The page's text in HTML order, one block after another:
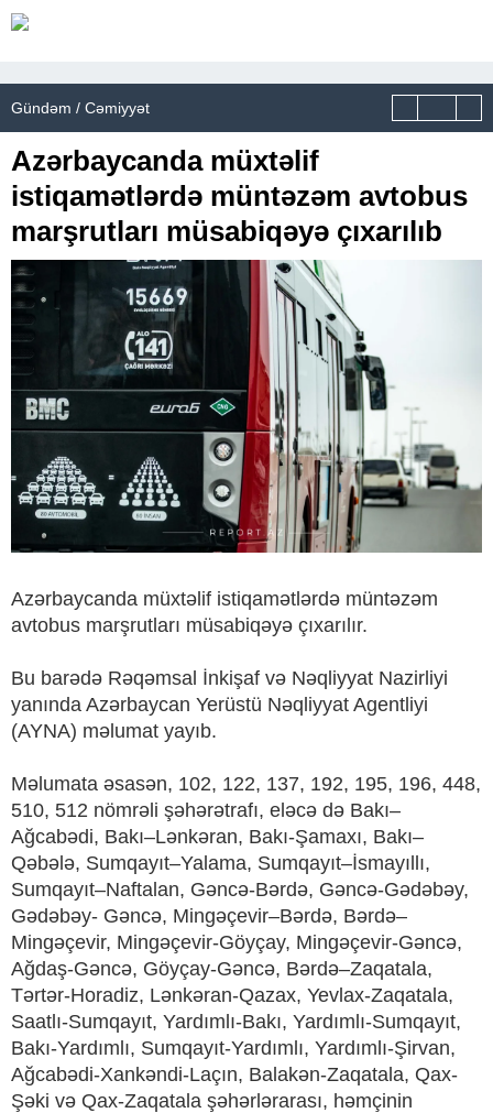
Gündəm / Cəmiyyət
Azərbaycanda müxtəlif
istiqamətlərdə müntəzəm avtobus
marşrutları müsabiqəyə çıxarılıb
Azərbaycanda müxtəlif istiqamətlərdə müntəzəm
avtobus marşrutları müsabiqəyə çıxarılır.
Bu barədə Rəqəmsal İnkişaf və Nəqliyyat Nazirliyi
yanında Azərbaycan Yerüstü Nəqliyyat Agentliyi
(AYNA) məlumat yayıb.
Məlumata əsasən, 102, 122, 137, 192, 195, 196, 448,
510, 512 nömrəli şəhərətrafı, eləcə də Bakı–
Ağcabədi, Bakı–Lənkəran, Bakı-Şamaxı, Bakı–
Qəbələ, Sumqayıt–Yalama, Sumqayıt–İsmayıllı,
Sumqayıt–Naftalan, Gəncə-Bərdə, Gəncə-Gədəbəy,
Gədəbəy- Gəncə, Mingəçevir–Bərdə, Bərdə–
Mingəçevir, Mingəçevir-Göyçay, Mingəçevir-Gəncə,
Ağdaş-Gəncə, Göyçay-Gəncə, Bərdə–Zaqatala,
Tərtər-Horadiz, Lənkəran-Qazax, Yevlax-Zaqatala,
Saatlı-Sumqayıt, Yardımlı-Bakı, Yardımlı-Sumqayıt,
Bakı-Yardımlı, Sumqayıt-Yardımlı, Yardımlı-Şirvan,
Ağcabədi-Xankəndi-Laçın, Balakən-Zaqatala, Qax-
Şəki və Qax-Zaqatala şəhərlərarası, həmçinin